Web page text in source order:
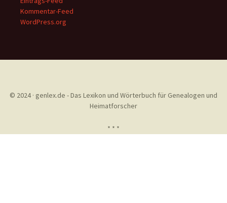
Kommentar-Feed
WordPress.org
© 2024 · genlex.de - Das Lexikon und Wörterbuch für Genealogen und
Heimatforscher
* * *